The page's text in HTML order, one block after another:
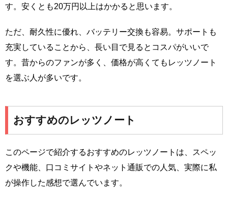
す。安くとも20万円以上はかかると思います。
ただ、耐久性に優れ、バッテリー交換も容易。サポートも
充実していることから、長い目で見るとコスパがいいで
す。昔からのファンが多く、価格が高くてもレッツノート
を選ぶ人が多いです。
おすすめのレッツノート
このページで紹介するおすすめのレッツノートは、スペッ
クや機能、口コミサイトやネット通販での人気、実際に私
が操作した感想で選んでいます。